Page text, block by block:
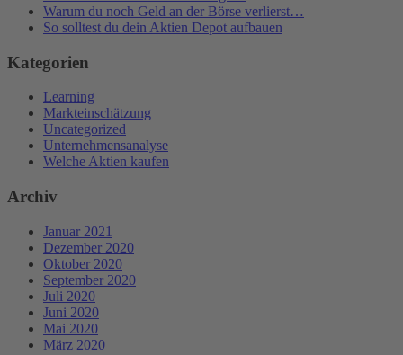
Warum du noch Geld an der Börse verlierst…
So solltest du dein Aktien Depot aufbauen
Kategorien
Learning
Markteinschätzung
Uncategorized
Unternehmensanalyse
Welche Aktien kaufen
Archiv
Januar 2021
Dezember 2020
Oktober 2020
September 2020
Juli 2020
Juni 2020
Mai 2020
März 2020